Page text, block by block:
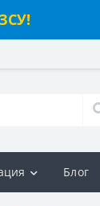
Блог